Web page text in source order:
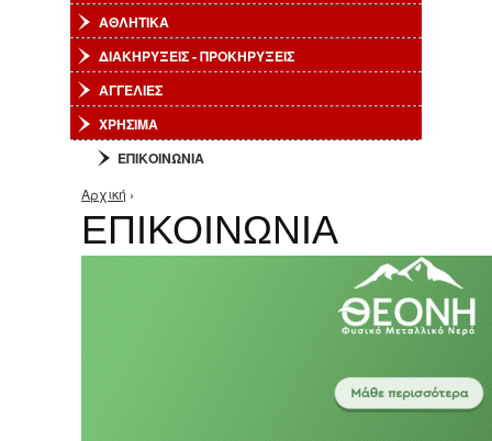
ΑΘΛΗΤΙΚΑ
ΔΙΑΚΗΡΥΞΕΙΣ - ΠΡΟΚΗΡΥΞΕΙΣ
ΑΓΓΕΛΙΕΣ
ΧΡΗΣΙΜΑ
ΕΠΙΚΟΙΝΩΝΙΑ
Είστε εδώ
Αρχική ›
ΕΠΙΚΟΙΝΩΝΙΑ